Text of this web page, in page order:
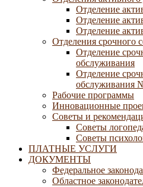
Отделение
Отделение
Отделение
Отделения срочного
Отделение
обслуживания
Отделение
обслуживания
Рабочие программы
Инновационные
Советы и
Советы
Советы
ПЛАТНЫЕ УСЛУГИ
ДОКУМЕНТЫ
Федеральное
Областное